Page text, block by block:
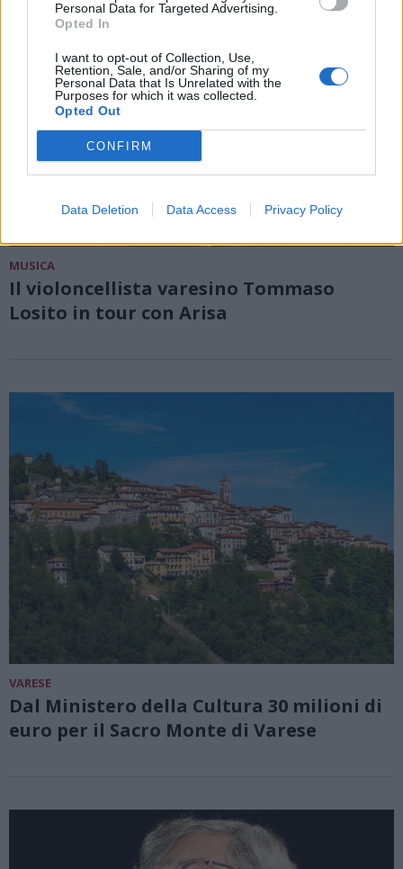
Personal Data for Targeted Advertising.
Opted In
I want to opt-out of Collection, Use,
Retention, Sale, and/or Sharing of my
Personal Data that Is Unrelated with the
Purposes for which it was collected.
Opted Out
CONFIRM
Data Deletion Data Access Privacy Policy
MUSICA
Il violoncellista varesino Tommaso
Losito in tour con Arisa
VARESE
Dal Ministero della Cultura 30 milioni di
euro per il Sacro Monte di Varese